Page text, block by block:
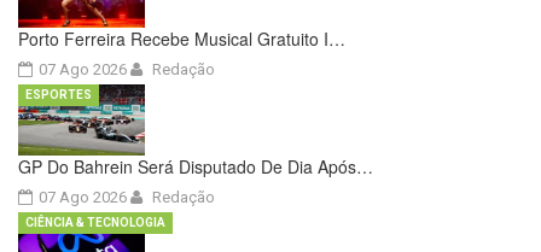
Porto Ferreira Recebe Musical Gratuito I…
07 Ago 2026 Redação
GP Do Bahrein Será Disputado De Dia Após…
07 Ago 2026
ESPORTES
Redação
CIÊNCIA & TECNOLOGIA